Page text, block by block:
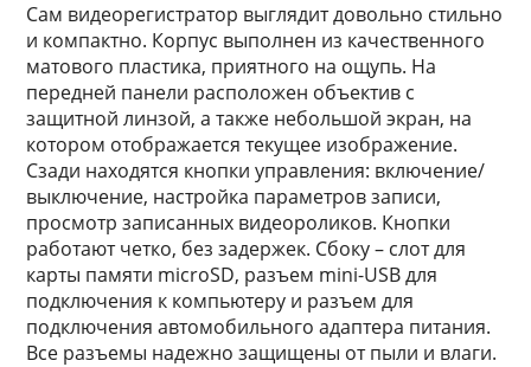
Сам видеорегистратор выглядит довольно стильно
и компактно. Корпус выполнен из качественного
матового пластика, приятного на ощупь. На
передней панели расположен объектив с
защитной линзой, а также небольшой экран, на
котором отображается текущее изображение.
Сзади находятся кнопки управления: включение/
выключение, настройка параметров записи,
просмотр записанных видеороликов. Кнопки
работают четко, без задержек. Сбоку – слот для
карты памяти microSD, разъем mini-USB для
подключения к компьютеру и разъем для
подключения автомобильного адаптера питания.
Все разъемы надежно защищены от пыли и влаги.